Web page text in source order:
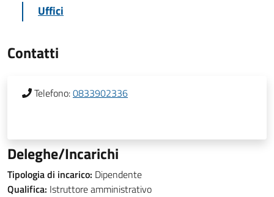
Uffici
Contatti
Telefono:0833902336
Deleghe/Incarichi
Tipologia di incarico: Dipendente
Qualifica: Istruttore amministrativo